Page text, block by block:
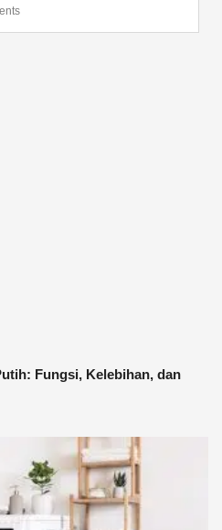
Fungsi, Kelebihan, dan